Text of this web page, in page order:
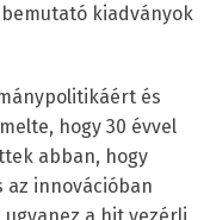
kiadványok
és
hogy 30 évvel
abban, hogy
az innovációban
a hit vezérli